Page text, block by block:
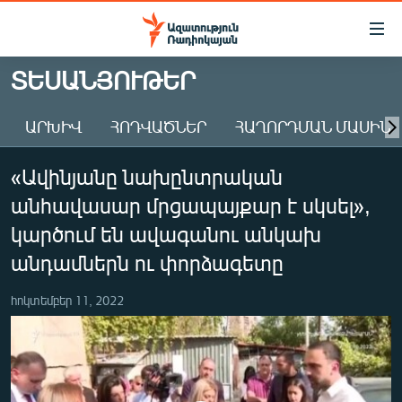
Մատչելիության
Անցնել
հիմնական
Անցնել
հիմնական
մենյուին
Որոնում
ԱԶԱՏՈՒԹՅՈՒՆ TV
ՀԱՅԱՍՏԱՆ
ԸՆՏՐՈՒԹՅՈՒՆՆԵՐ 2026
ԻՐԱՎՈՒՆՔ
ՀԱՍԱՐԱԿՈՒԹՅՈՒՆ
ՂԱՐԱԲԱՂ
ՊԱՏԵՐԱԶՄԻ 6 ՇԱԲԱԹՆԵՐԸ
ՏԱՐԱԾԱՇՐՋԱՆ
ՏԵՍԱՆՅՈՒԹԵՐ
ԱՐԽԻՎ ՀՈԴՎԱԾՆԵՐ ՀԱՂՈՐԴՄԱՆ ՄԱՍԻՆ
«Ավինյանը նախընտրական
անհավասար մրցապայքար է սկսել»,
կարծում են ավագանու անկախ
անդամներն ու փորձագետը
հոկտեմբեր 11, 2022